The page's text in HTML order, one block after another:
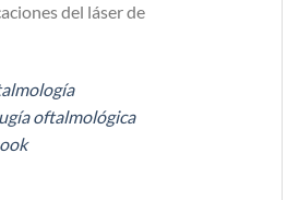
del láser de
oftalmológica